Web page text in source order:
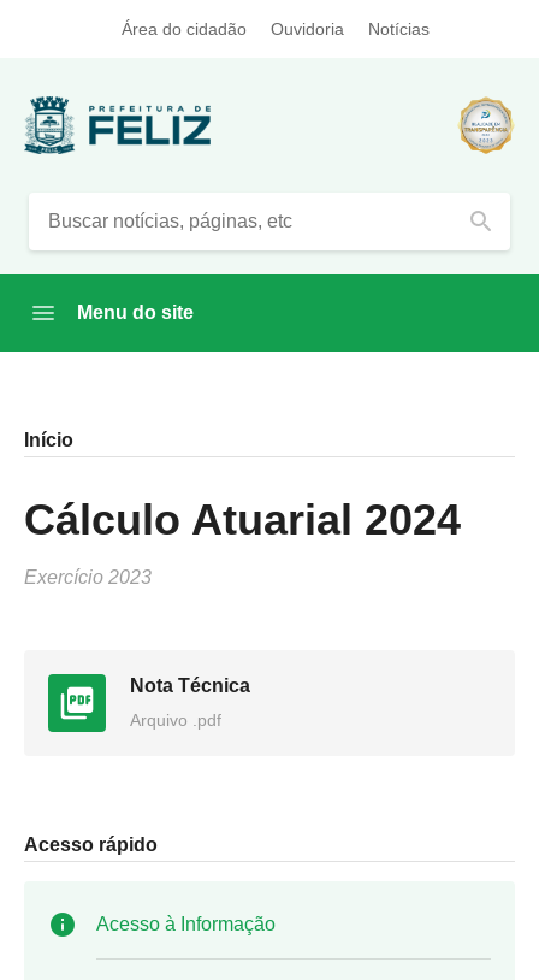
Área do cidadão Ouvidoria Notícias
search
Menu do site
Início
Cálculo Atuarial 2024
Exercício 2023
Nota Técnica
Arquivo .pdf
Acesso rápido
Acesso à Informação